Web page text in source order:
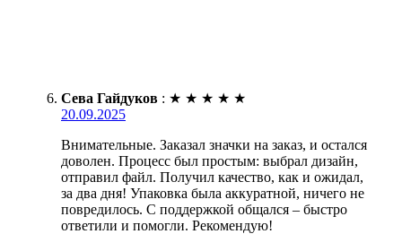
Сева Гайдуков : ★ ★ ★ ★ ★
20.09.2025
Внимательные. Заказал значки на заказ, и остался
доволен. Процесс был простым: выбрал дизайн,
отправил файл. Получил качество, как и ожидал,
за два дня! Упаковка была аккуратной, ничего не
повредилось. С поддержкой общался – быстро
ответили и помогли. Рекомендую!